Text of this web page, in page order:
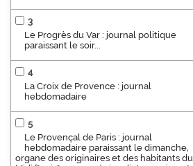
3
Le Progrès du Var : journal politique
paraissant le soir...
4
La Croix de Provence : journal
hebdomadaire
5
Le Provençal de Paris : journal
hebdomadaire paraissant le dimanche,
organe des originaires et des habitants du